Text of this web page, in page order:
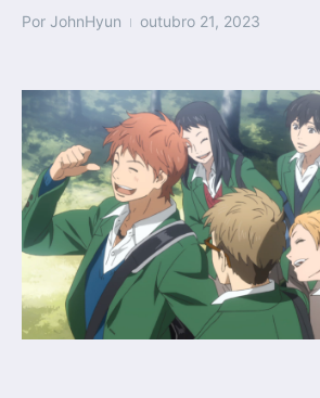
Por JohnHyun outubro 21, 2023